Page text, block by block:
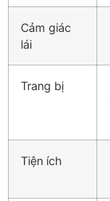
Cảm giác
lái
Trang bị
Tiện ích